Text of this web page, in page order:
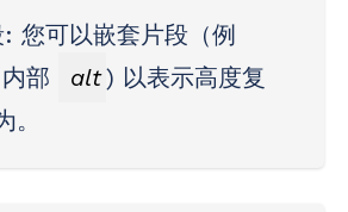
: 您可以嵌套片段（例
内部 alt) 以表示高度复